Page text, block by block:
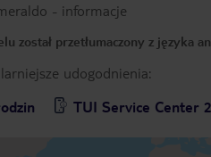
- informacje
został przetłumaczony z języka
udogodnienia:
TUI Service Center